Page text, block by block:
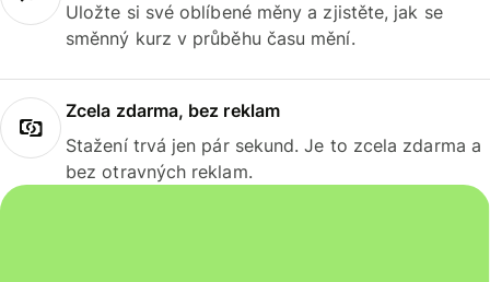
Uložte si své oblíbené měny a zjistěte, jak se
směnný kurz v průběhu času mění.
Zcela zdarma, bez reklam
Stažení trvá jen pár sekund. Je to zcela zdarma a
bez otravných reklam.